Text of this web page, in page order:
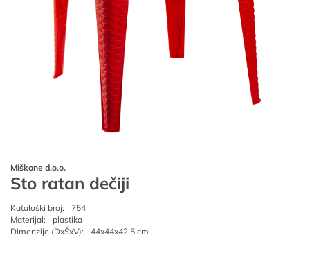
Miškone d.o.o.
Sto ratan dečiji
Kataloški broj:
754
Materijal:
plastika
Dimenzije (DxŠxV):
44x44x42.5 cm